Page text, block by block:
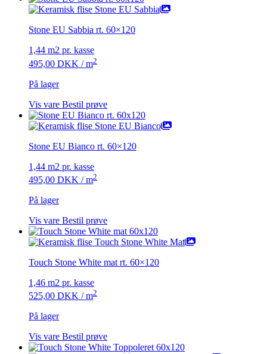
Stone EU Sabbia rt. 60×120
1,44 m2 pr. kasse
495,00 DKK / m2
På lager
Vis vare Bestil prøve
Stone EU Bianco rt. 60×120
1,44 m2 pr. kasse
495,00 DKK / m2
På lager
Vis vare Bestil prøve
Touch Stone White mat rt. 60×120
1,46 m2 pr. kasse
525,00 DKK / m2
På lager
Vis vare Bestil prøve